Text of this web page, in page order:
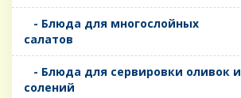
- Блюда для многослойных
салатов
- Блюда для сервировки оливок и
солений